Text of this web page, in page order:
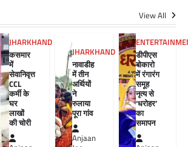
View All
JHARKHAND
कसमार
में
सेवानिवृत्त
CCL
कर्मी के
घर
लाखों
की चोरी
JHARKHAND
नावाडीह
में तीन
अर्थियों
ने
रुलाया
पूरा गांव
Anjaan
डीपीएस
बोकारो
में रंगारंग
समूह
नृत्य से
‘धरोहर’
का
समापन